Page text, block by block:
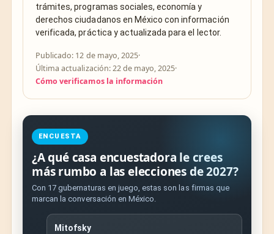
trámites, programas sociales, economía y
derechos ciudadanos en México con información
verificada, práctica y actualizada para el lector.
Publicado: 12 de mayo, 2025·
Última actualización: 22 de mayo, 2025·
Cómo verificamos la información
ENCUESTA
¿A qué casa encuestadora le crees
más rumbo a las elecciones de 2027?
Con 17 gubernaturas en juego, estas son las firmas que
marcan la conversación en México.
Mitofsky